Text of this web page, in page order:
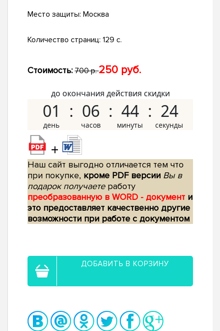
Место защиты: Москва
Количество страниц: 129 с.
Стоимость: 700 р.250 руб.
до окончания действия скидки
01 06 44 23
+
Наш сайт выгодно отличается тем что
при покупке, кроме PDF версии Вы в
подарок получаетеработу
преобразованную в WORD - документ и
это предоставляет качественно другие
возможности при работе с документом
ДОБАВИТЬ В КОРЗИНУ